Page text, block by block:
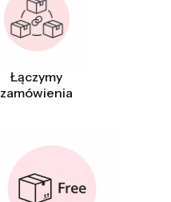
Łączymy
zamówienia